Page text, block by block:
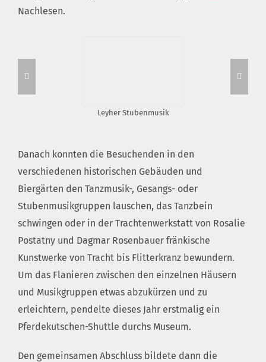
Nachlesen.
Leyher Stubenmusik
Danach konnten die Besuchenden in den
verschiedenen historischen Gebäuden und
Biergärten den Tanzmusik-, Gesangs- oder
Stubenmusikgruppen lauschen, das Tanzbein
schwingen oder in der Trachtenwerkstatt von Rosalie
Postatny und Dagmar Rosenbauer fränkische
Kunstwerke von Tracht bis Flitterkranz bewundern.
Um das Flanieren zwischen den einzelnen Häusern
und Musikgruppen etwas abzukürzen und zu
erleichtern, pendelte dieses Jahr erstmalig ein
Pferdekutschen-Shuttle durchs Museum.
Den gemeinsamen Abschluss bildete dann die